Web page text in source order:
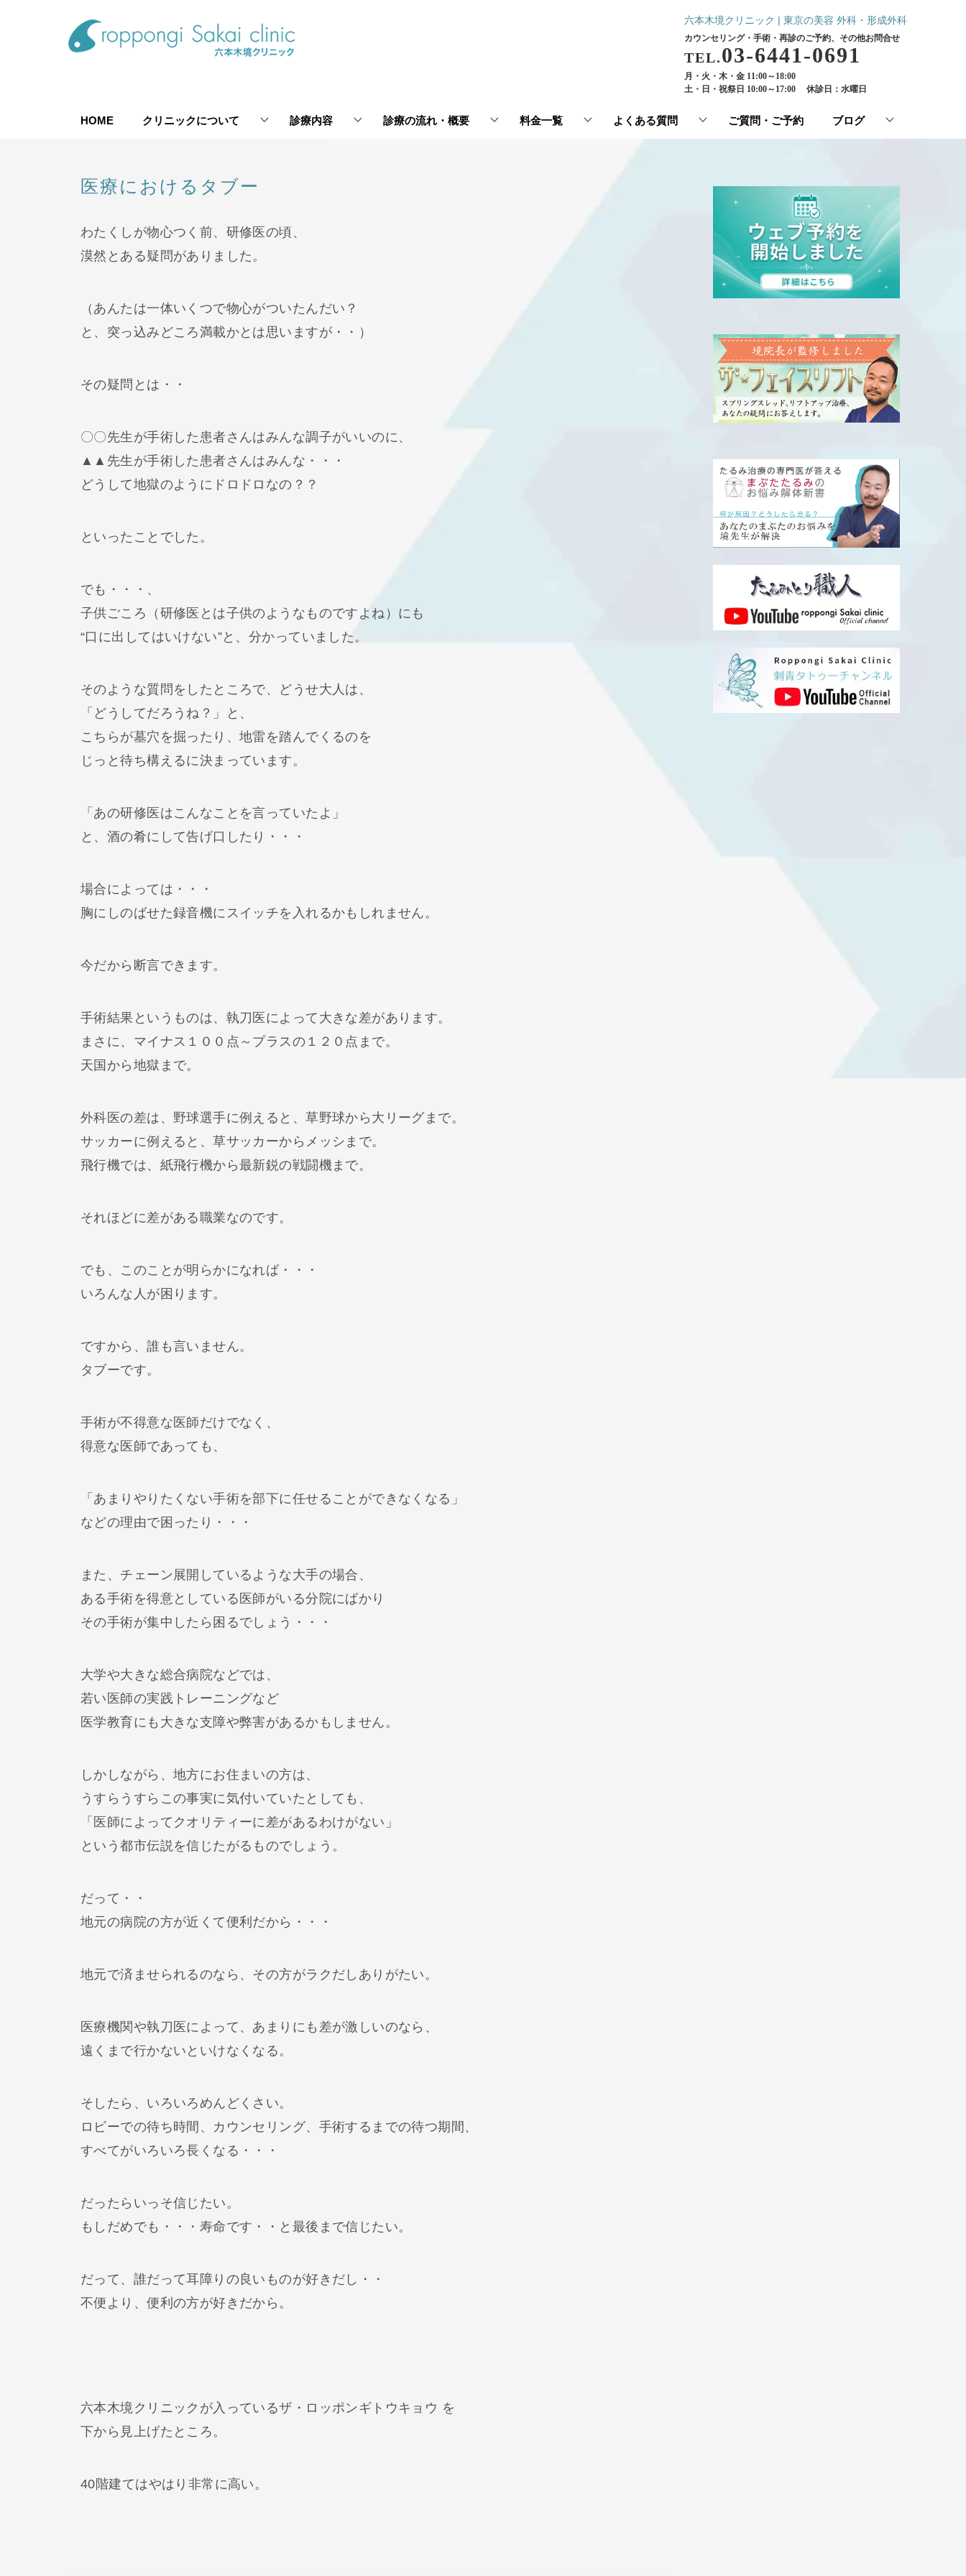
六本木境クリニック | 東京の美容 外科・形成外科
カウンセリング・手術・再診のご予約、その他お問合せ
TEL.03-6441-0691
月・火・木・金 11:00～18:00
土・日・祝祭日 10:00～17:00
休診日：水曜日
HOME クリニックについて 診療内容 診療の流れ・概要 料金一覧 よくある質問 ご質問・ご予約 ブログ
医療におけるタブー
わたくしが物心つく前、研修医の頃、
漠然とある疑問がありました。
（あんたは一体いくつで物心がついたんだい？
と、突っ込みどころ満載かとは思いますが・・）
その疑問とは・・
〇〇先生が手術した患者さんはみんな調子がいいのに、
▲▲先生が手術した患者さんはみんな・・・
どうして地獄のようにドロドロなの？？
といったことでした。
でも・・・、
子供ごころ（研修医とは子供のようなものですよね）にも
“口に出してはいけない”と、分かっていました。
そのような質問をしたところで、どうせ大人は、
「どうしてだろうね？」と、
こちらが墓穴を掘ったり、地雷を踏んでくるのを
じっと待ち構えるに決まっています。
「あの研修医はこんなことを言っていたよ」
と、酒の肴にして告げ口したり・・・
場合によっては・・・
胸にしのばせた録音機にスイッチを入れるかもしれません。
今だから断言できます。
手術結果というものは、執刀医によって大きな差があります。
まさに、マイナス１００点～プラスの１２０点まで。
天国から地獄まで。
外科医の差は、野球選手に例えると、草野球から大リーグまで。
サッカーに例えると、草サッカーからメッシまで。
飛行機では、紙飛行機から最新鋭の戦闘機まで。
それほどに差がある職業なのです。
でも、このことが明らかになれば・・・
いろんな人が困ります。
ですから、誰も言いません。
タブーです。
手術が不得意な医師だけでなく、
得意な医師であっても、
「あまりやりたくない手術を部下に任せることができなくなる」
などの理由で困ったり・・・
また、チェーン展開しているような大手の場合、
ある手術を得意としている医師がいる分院にばかり
その手術が集中したら困るでしょう・・・
大学や大きな総合病院などでは、
若い医師の実践トレーニングなど
医学教育にも大きな支障や弊害があるかもしません。
しかしながら、地方にお住まいの方は、
うすらうすらこの事実に気付いていたとしても、
「医師によってクオリティーに差があるわけがない」
という都市伝説を信じたがるものでしょう。
だって・・
地元の病院の方が近くて便利だから・・・
地元で済ませられるのなら、その方がラクだしありがたい。
医療機関や執刀医によって、あまりにも差が激しいのなら、
遠くまで行かないといけなくなる。
そしたら、いろいろめんどくさい。
ロビーでの待ち時間、カウンセリング、手術するまでの待つ期間、
すべてがいろいろ長くなる・・・
だったらいっそ信じたい。
もしだめでも・・・寿命です・・と最後まで信じたい。
だって、誰だって耳障りの良いものが好きだし・・
不便より、便利の方が好きだから。
六本木境クリニックが入っているザ・ロッポンギトウキョウ を
下から見上げたところ。
40階建てはやはり非常に高い。